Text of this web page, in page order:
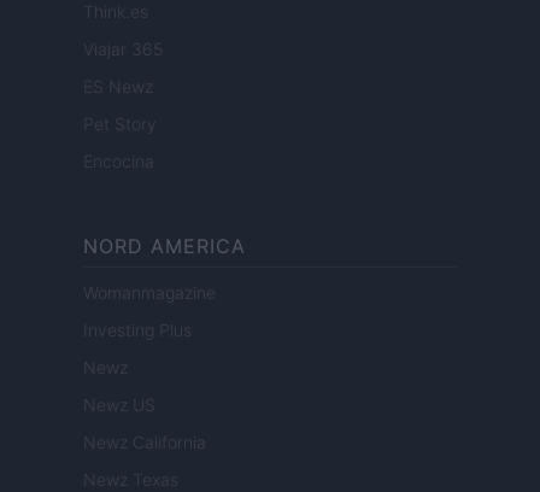
Think.es
Viajar 365
ES Newz
Pet Story
Encocina
NORD AMERICA
Womanmagazine
Investing Plus
Newz
Newz US
Newz California
Newz Texas